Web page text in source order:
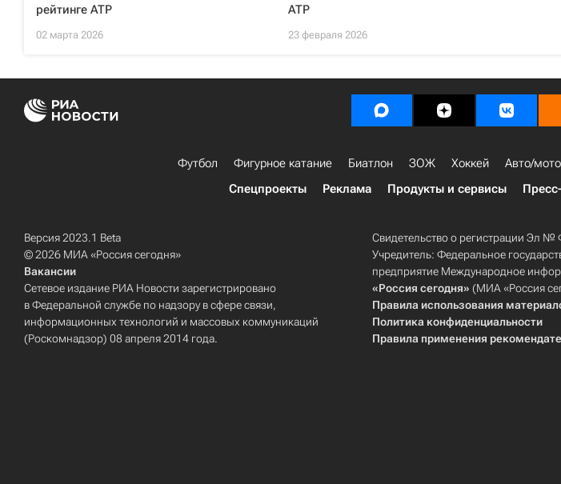
рейтинге ATP
02 марта 2026
ATP
23 февраля 2026
Футбол Фигурное катание Биатлон ЗОЖ Хоккей Авто/мото
Спецпроекты
Реклама Продукты и сервисы
Версия 2023.1 Beta
© 2026 МИА «Россия сегодня»
Вакансии
Сетевое издание РИА Новости зарегистрировано
в Федеральной службе по надзору в сфере связи,
информационных технологий и массовых коммуникаций
(Роскомнадзор) 08 апреля 2014 года.
Свидетельство о регистрации Эл
Учредитель: Федеральное
предприятие Международное
«Россия сегодня» (МИА «Россия
Правила использования
Политика конфиденциальности
Правила применения